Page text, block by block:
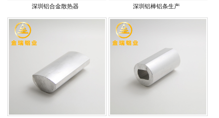
深圳铝合金散热器 深圳铝棒铝条生产